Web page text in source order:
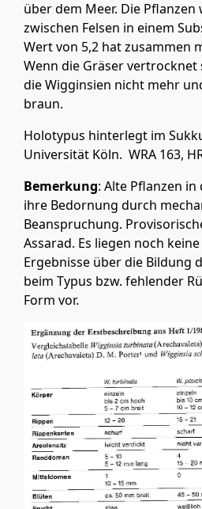
über dem Meer. Die
zwischen Felsen in einem
Wert von 5,2 hat zusammen
Wenn die Gräser
die Wigginsien nicht mehr
braun.
Holotypus hinterlegt im
Universität Köln. WRA 163,
Bemerkung: Alte Pflanzen
ihre Bedornung durch
Beanspruchung.
Assarad. Es liegen noch
Ergebnisse über die Bildung
beim Typus bzw. fehlender
Form vor.